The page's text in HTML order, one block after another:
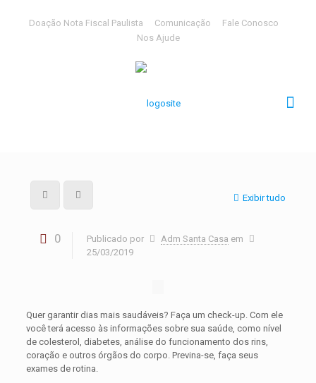
Doação Nota Fiscal Paulista Comunicação
Fale Conosco
Nos Ajude
Exibir tudo
0 Publicado por Adm Santa Casa em
25/03/2019
Quer garantir dias mais saudáveis? Faça um check-up. Com ele
você terá acesso às informações sobre sua saúde, como nível
de colesterol, diabetes, análise do funcionamento dos rins,
coração e outros órgãos do corpo. Previna-se, faça seus
exames de rotina.